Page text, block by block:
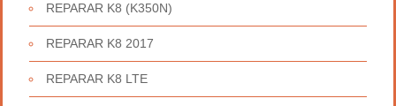
REPARAR K8 (K350N)
REPARAR K8 2017
REPARAR K8 LTE